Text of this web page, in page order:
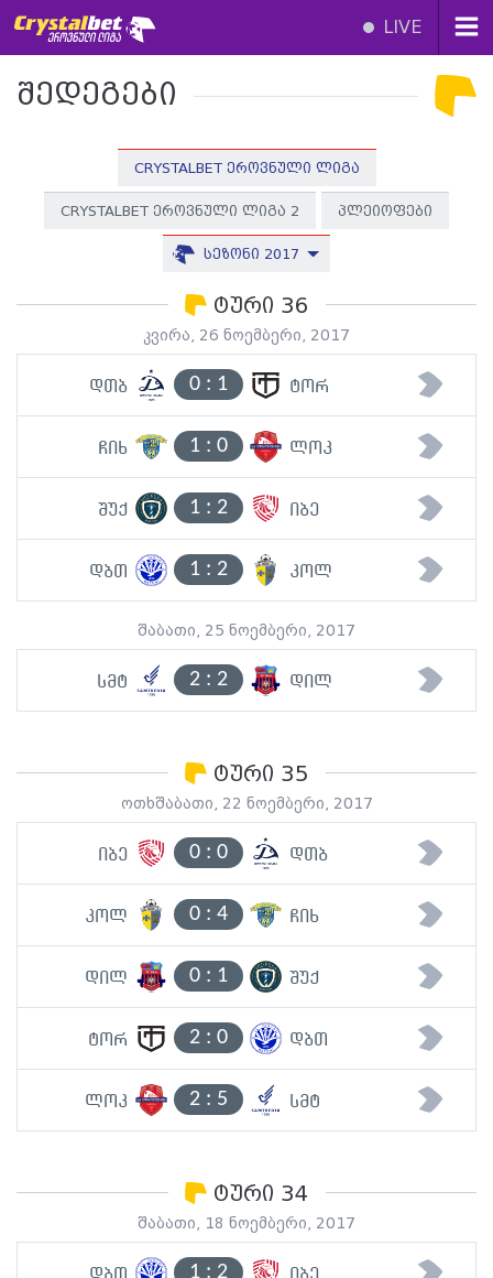
LIVE
შედეგები
CRYSTALBET ეროვნული ლიგა
CRYSTALBET ეროვნული ლიგა 2 პლეიოფები
სეზონი 2017
ტური 36
კვირა, 26 ნოემბერი, 2017
დთბ 0: 1 ტორ
ჩიხ 1: 0 ლოკ
შუქ 1: 2 იბე
დბთ 1: 2 კოლ
შაბათი, 25 ნოემბერი, 2017
სმტ 2: 2 დილ
ტური 35
ოთხშაბათი, 22 ნოემბერი, 2017
იბე 0: 0 დთბ
კოლ 0: 4 ჩიხ
დილ 0: 1 შუქ
ტორ 2: 0 დბთ
ლოკ 2: 5 სმტ
ტური 34
შაბათი, 18 ნოემბერი, 2017
დბთ 1: 2 იბე